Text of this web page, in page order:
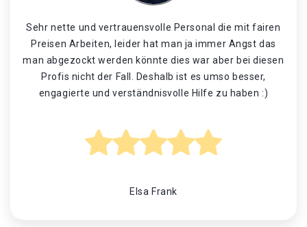
Sehr nette und vertrauensvolle Personal die mit fairen
Preisen Arbeiten, leider hat man ja immer Angst das
man abgezockt werden könnte dies war aber bei diesen
Profis nicht der Fall. Deshalb ist es umso besser,
engagierte und verständnisvolle Hilfe zu haben :)
Elsa Frank